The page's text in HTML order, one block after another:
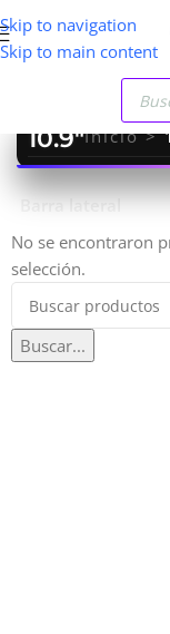
Skip to navigation
Skip to main content
10.9"Inicio>
Barra lateral
No se encontraron
selección.
Buscar...